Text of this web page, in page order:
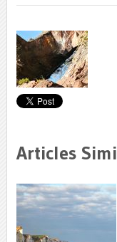
Articles